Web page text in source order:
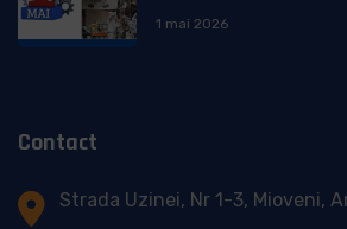
1 mai 2026
Contact
Strada Uzinei, Nr 1-3, Mioveni,